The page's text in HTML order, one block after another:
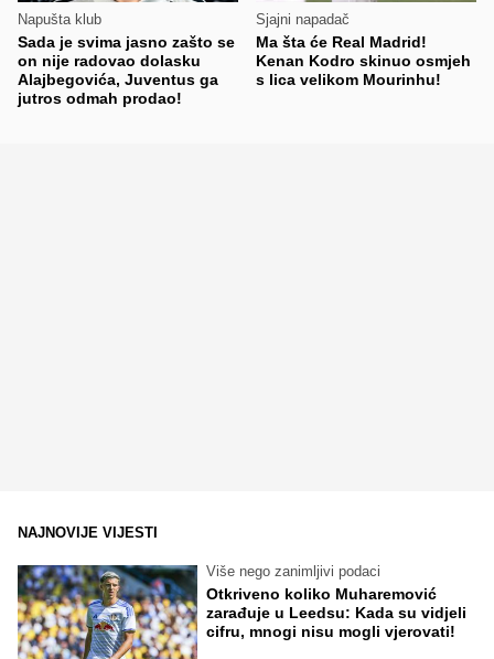
Napušta klub
Sada je svima jasno zašto se
on nije radovao dolasku
Alajbegovića, Juventus ga
jutros odmah prodao!
Sjajni napadač
Ma šta će Real Madrid!
Kenan Kodro skinuo osmjeh
s lica velikom Mourinhu!
NAJNOVIJE VIJESTI
Više nego zanimljivi podaci
Otkriveno koliko Muharemović
zarađuje u Leedsu: Kada su vidjeli
cifru, mnogi nisu mogli vjerovati!